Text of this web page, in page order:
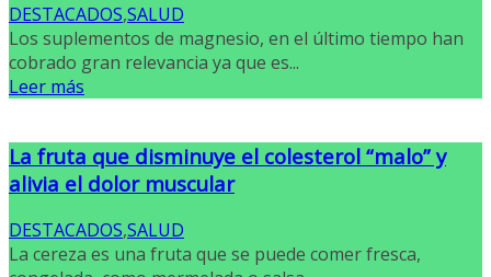
DESTACADOS,SALUD
Los suplementos de magnesio, en el último tiempo han
cobrado gran relevancia ya que es...
Leer más
La fruta que disminuye el colesterol “malo” y
alivia el dolor muscular
DESTACADOS,SALUD
La cereza es una fruta que se puede comer fresca,